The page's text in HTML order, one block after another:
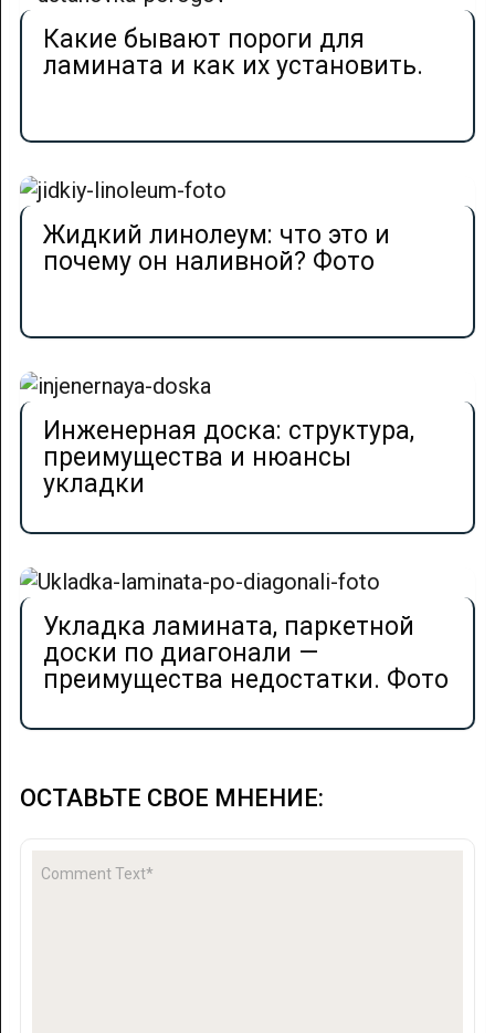
Какие бывают пороги для
ламината и как их установить.
Жидкий линолеум: что это и
почему он наливной? Фото
Инженерная доска: структура,
преимущества и нюансы
укладки
Укладка ламината, паркетной
доски по диагонали —
преимущества недостатки. Фото
ОСТАВЬТЕ СВОЕ МНЕНИЕ: